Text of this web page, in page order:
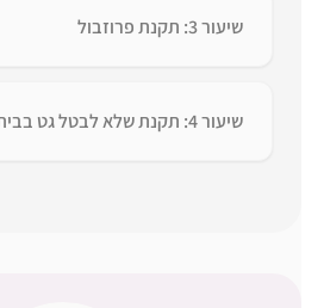
שיעור 3: תקנת פרוזבול
שיעור 4: תקנת שלא לבטל גט בבית דין